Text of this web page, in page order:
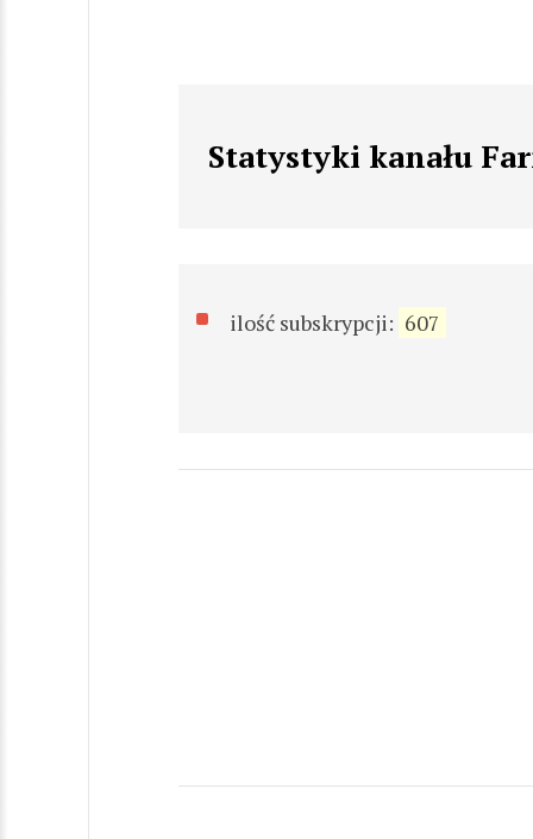
Statystyki kanału
ilość subskrypcji: 607